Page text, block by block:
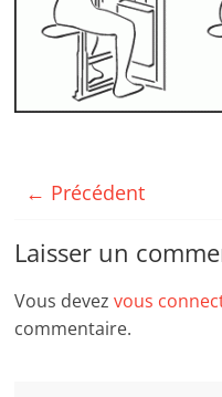
← Précédent
Laisser un
Vous devezvous
commentaire.